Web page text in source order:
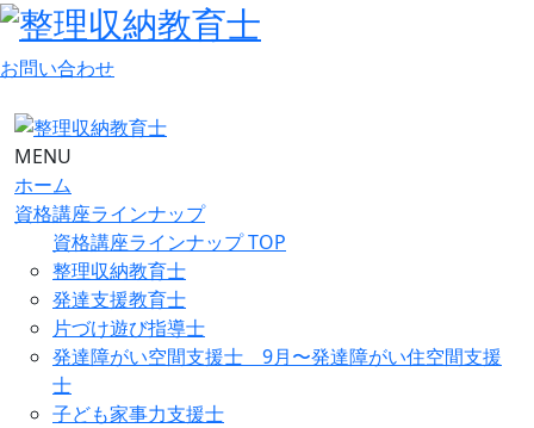
お問い合わせ
MENU
ホーム
資格講座ラインナップ
資格講座ラインナップ TOP
整理収納教育士
発達支援教育士
片づけ遊び指導士
発達障がい空間支援士 9月〜発達障がい住空間支援
士
子ども家事力支援士